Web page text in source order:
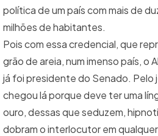
política de um país com mais de
milhões de habitantes.
Pois com essa credencial, que
grão de areia, num imenso país, o
já foi presidente do Senado. Pelo
chegou lá porque deve ter uma
ouro, dessas que seduzem,
dobram o interlocutor em